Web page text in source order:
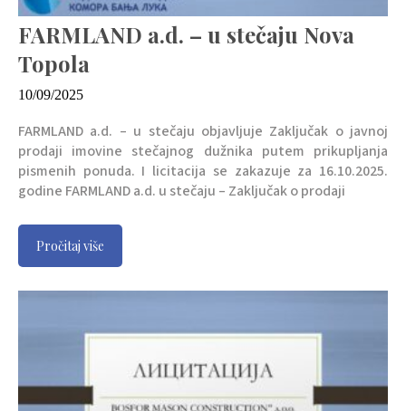
FARMLAND a.d. – u stečaju Nova
Topola
10/09/2025
FARMLAND a.d. – u stečaju objavljuje Zaključak o javnoj
prodaji imovine stečajnog dužnika putem prikupljanja
pismenih ponuda. I licitacija se zakazuje za 16.10.2025.
godine FARMLAND a.d. u stečaju – Zaključak o prodaji
Pročitaj više